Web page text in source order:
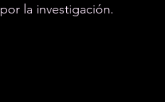
por la investigación.